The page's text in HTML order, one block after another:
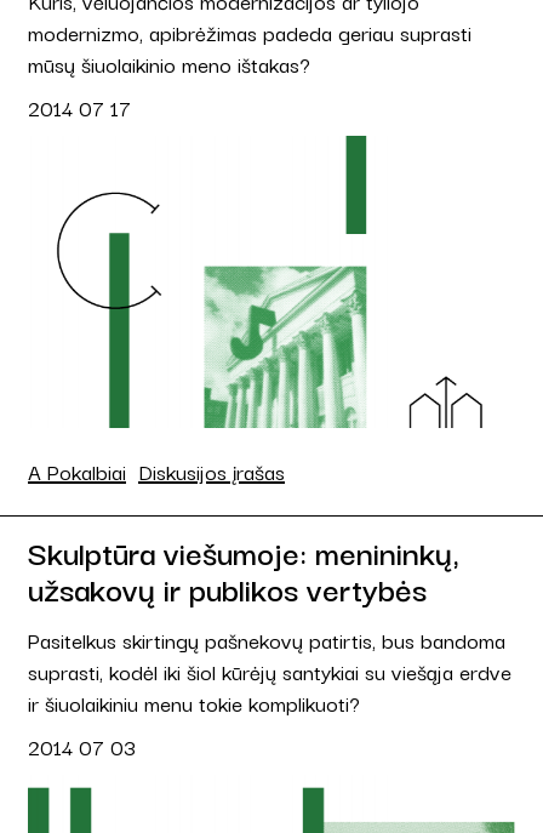
modernizmo, apibrėžimas padeda geriau suprasti
mūsų šiuolaikinio meno ištakas?
2014 07 17
A Pokalbiai Diskusijos įrašas
Skulptūra viešumoje: menininkų,
užsakovų ir publikos vertybės
Pasitelkus skirtingų pašnekovų patirtis, bus bandoma
suprasti, kodėl iki šiol kūrėjų santykiai su viešąja erdve
ir šiuolaikiniu menu tokie komplikuoti?
2014 07 03